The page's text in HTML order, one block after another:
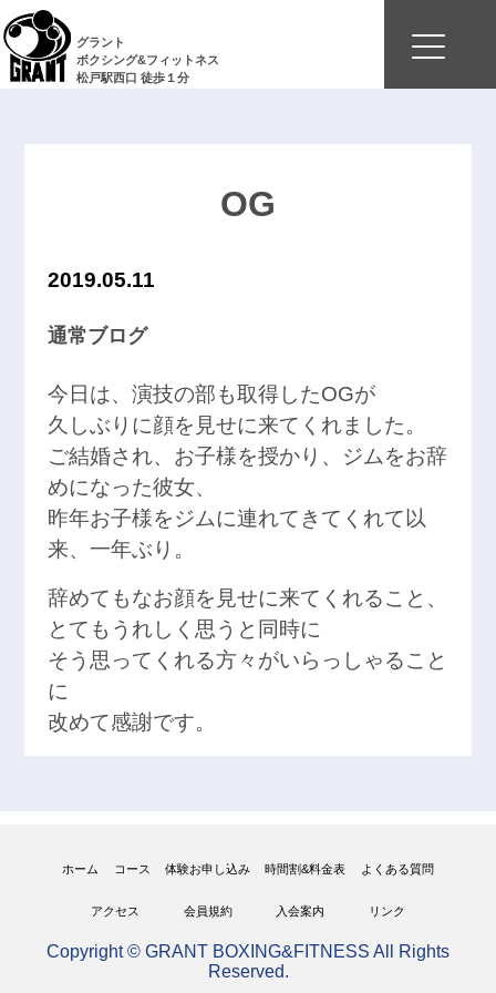
グラント
ボクシング&フィットネス
松戸駅西口 徒歩１分
OG
2019.05.11
通常ブログ
今日は、演技の部も取得したOGが
久しぶりに顔を見せに来てくれました。
ご結婚され、お子様を授かり、ジムをお辞
めになった彼女、
昨年お子様をジムに連れてきてくれて以
来、一年ぶり。
辞めてもなお顔を見せに来てくれること、
とてもうれしく思うと同時に
そう思ってくれる方々がいらっしゃること
に
改めて感謝です。
ホーム コース 体験お申し込み 時間割&料金表 よくある質問
アクセス 会員規約 入会案内 リンク
Copyright © GRANT BOXING&FITNESS All Rights
Reserved.